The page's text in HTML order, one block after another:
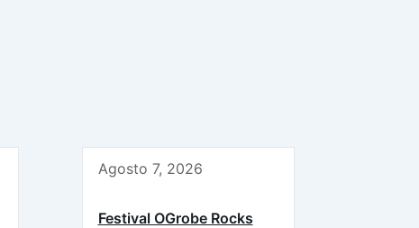
Agosto 7, 2026
Festival OGrobe Rocks